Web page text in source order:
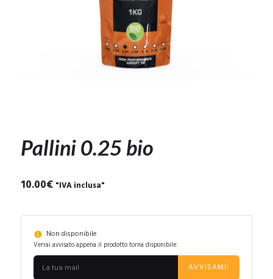
Pallini 0.25 bio
10.00€ "IVA inclusa"
Non disponibile
Verrai avvisato appena il prodotto torna disponibile:
AVVISAMI!